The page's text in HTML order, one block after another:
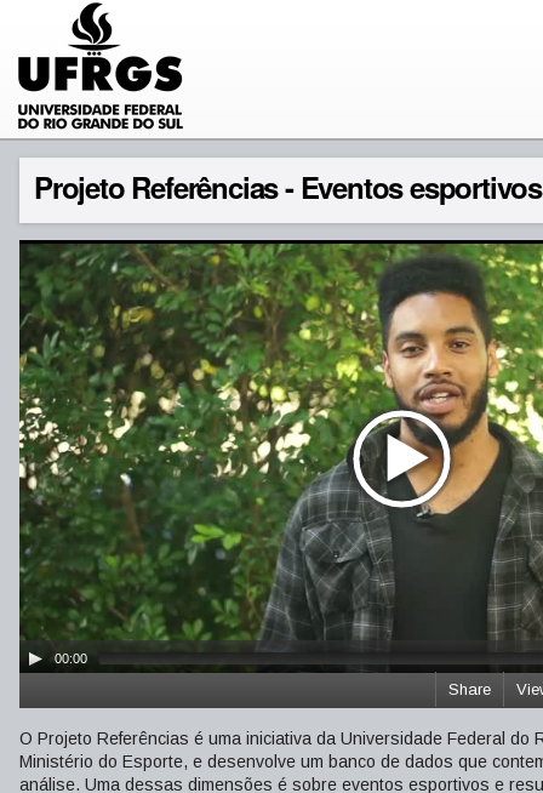
Projeto Referências - Eventos
00:00
Share
O Projeto Referências é uma iniciativa da Universidade Federal
Ministério do Esporte, e desenvolve um banco de dados que
análise. Uma dessas dimensões é sobre eventos esportivos e